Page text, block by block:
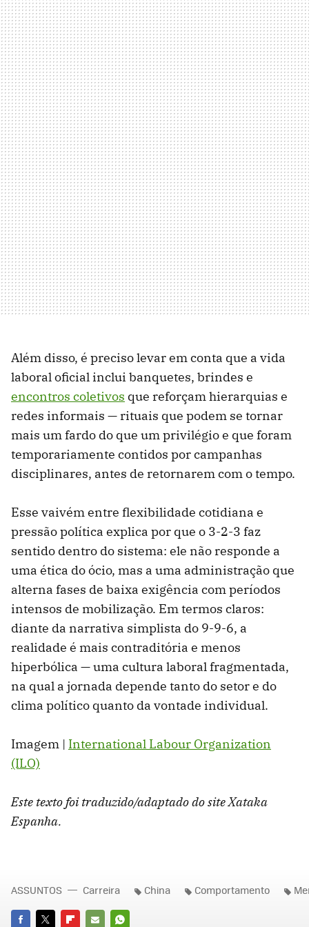
Além disso, é preciso levar em conta que a vida
laboral oficial inclui banquetes, brindes e
encontros coletivos que reforçam hierarquias e
redes informais — rituais que podem se tornar
mais um fardo do que um privilégio e que foram
temporariamente contidos por campanhas
disciplinares, antes de retornarem com o tempo.
Esse vaivém entre flexibilidade cotidiana e
pressão política explica por que o 3-2-3 faz
sentido dentro do sistema: ele não responde a
uma ética do ócio, mas a uma administração que
alterna fases de baixa exigência com períodos
intensos de mobilização. Em termos claros:
diante da narrativa simplista do 9-9-6, a
realidade é mais contraditória e menos
hiperbólica — uma cultura laboral fragmentada,
na qual a jornada depende tanto do setor e do
clima político quanto da vontade individual.
Imagem | International Labour Organization
(ILO)
Este texto foi traduzido/adaptado do site Xataka
Espanha.
ASSUNTOS Carreira China Comportamento